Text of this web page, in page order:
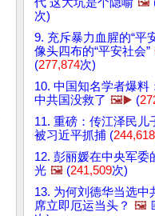
次)
9. 充斥暴力血腥的“平
像头四布的“平安社会”
(277,874次)
10. 中国知名学者爆料
中共国没救了 🖼️▶️ (
11. 重磅：传江泽民儿
被习近平抓捕 (244,618
12. 彭丽媛在中央军委
光 🖼️ (241,509次)
13. 为何刘德华当选中
席立即厄运当头？ 🖼️